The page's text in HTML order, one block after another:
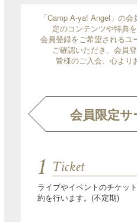
「Camp A-ya! Angel」の
定のコンテンツや特典
会員登録をご希望されるユ
ご確認いただき、会員
皆様のご入会、心より
会員限定
1 Ticket
ライブやイベントのチケッ
約を行います。(不定期)